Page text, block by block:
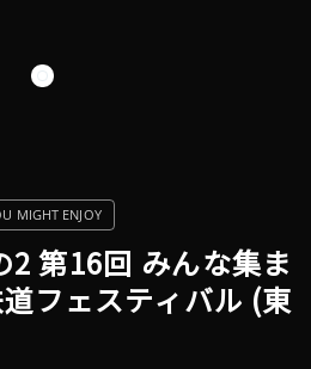
2 第16回 みんな集ま
フェスティバル (東